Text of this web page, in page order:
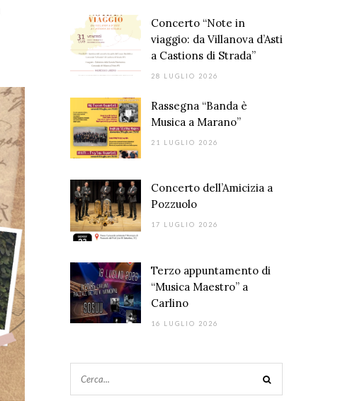
Concerto “Note in
viaggio: da Villanova d’Asti
a Castions di Strada”
28 LUGLIO 2026
Rassegna “Banda è
Musica a Marano”
21 LUGLIO 2026
Concerto dell’Amicizia a
Pozzuolo
17 LUGLIO 2026
Terzo appuntamento di
“Musica Maestro” a
Carlino
16 LUGLIO 2026